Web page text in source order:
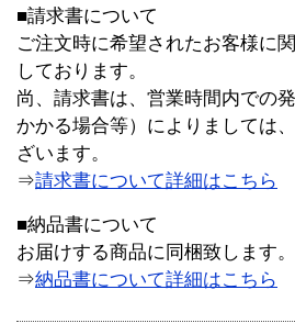
■請求書について
ご注文時に希望されたお客様に
しております。
尚、請求書は、営業時間内での
かかる場合等）によりましては
ざいます。
⇒請求書について詳細はこちら
■納品書について
お届けする商品に同梱致します。
⇒納品書について詳細はこちら